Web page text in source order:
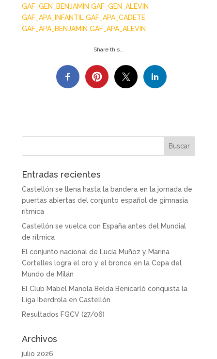
GAF_GEN_BENJAMIN GAF_GEN_ALEVIN
GAF_APA_INFANTIL GAF_APA_CADETE
GAF_APA_BENJAMIN GAF_APA_ALEVIN
Share this…
Entradas recientes
Castellón se llena hasta la bandera en la jornada de
puertas abiertas del conjunto español de gimnasia
rítmica
Castellón se vuelca con España antes del Mundial
de rítmica
El conjunto nacional de Lucía Muñoz y Marina
Cortelles logra el oro y el bronce en la Copa del
Mundo de Milán
El Club Mabel Manola Belda Benicarló conquista la
Liga Iberdrola en Castellón
Resultados FGCV (27/06)
Archivos
julio 2026